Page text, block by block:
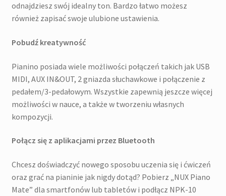
odnajdziesz swój idealny ton. Bardzo łatwo możesz
również zapisać swoje ulubione ustawienia.
Pobudź kreatywność
Pianino posiada wiele możliwości połączeń takich jak USB
MIDI, AUX IN&OUT, 2 gniazda słuchawkowe i połączenie z
pedałem/3-pedałowym. Wszystkie zapewnią jeszcze więcej
możliwości w nauce, a także w tworzeniu własnych
kompozycji.
Połącz się z aplikacjami przez Bluetooth
Chcesz doświadczyć nowego sposobu uczenia się i ćwiczeń
oraz grać na pianinie jak nigdy dotąd? Pobierz „NUX Piano
Mate” dla smartfonów lub tabletów i podłącz NPK-10